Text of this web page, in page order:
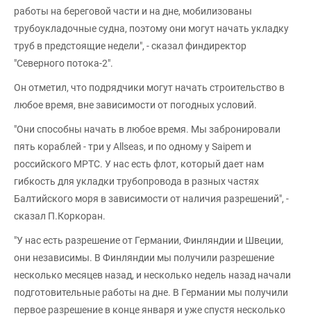
работы на береговой части и на дне, мобилизованы
трубоукладочные судна, поэтому они могут начать укладку
труб в предстоящие недели", - сказал финдиректор
"Северного потока-2".
Он отметил, что подрядчики могут начать строительство в
любое время, вне зависимости от погодных условий.
"Они способны начать в любое время. Мы забронировали
пять кораблей - три у Allseas, и по одному у Saipem и
российского МРТС. У нас есть флот, который дает нам
гибкость для укладки трубопровода в разных частях
Балтийского моря в зависимости от наличия разрешений", -
сказал П.Коркоран.
"У нас есть разрешение от Германии, Финляндии и Швеции,
они независимы. В Финляндии мы получили разрешение
несколько месяцев назад, и несколько недель назад начали
подготовительные работы на дне. В Германии мы получили
первое разрешение в конце января и уже спустя несколько